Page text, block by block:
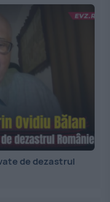
de dezastrul